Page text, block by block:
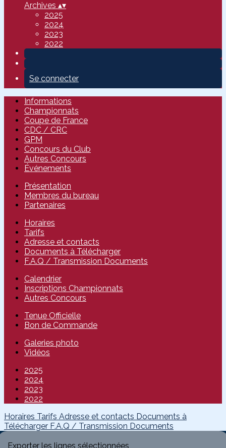
Archives ▴▾
2025
2024
2023
2022
Se connecter
Informations
Championnats
Coupe de France
CDC / CRC
GPM
Concours du Club
Autres Concours
Événements
Présentation
Membres du bureau
Partenaires
Horaires
Tarifs
Adresse et contacts
Documents à Télécharger
F.A.Q / Transmission Documents
Calendrier
Inscriptions Championnats
Autres Concours
Tenue Officielle
Bon de Commande
Galeries photo
Vidéos
2025
2024
2023
2022
Horaires Tarifs Adresse et contacts Documents à
Télécharger F.A.Q / Transmission Documents